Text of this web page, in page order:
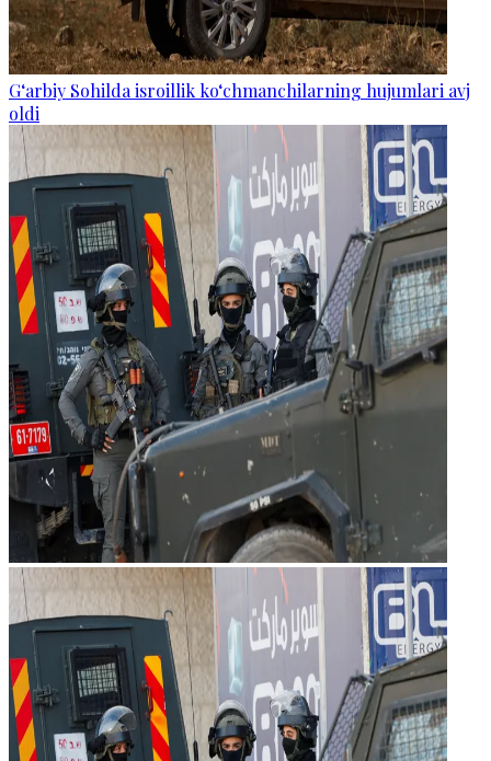
G‘arbiy Sohilda isroillik ko‘chmanchilarning hujumlari avj
oldi